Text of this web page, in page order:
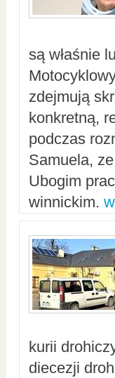
są właśnie
zdejmują
konkretną,
podczas
Samuela,
Ubogim
winnickim.
kurii
diecezji